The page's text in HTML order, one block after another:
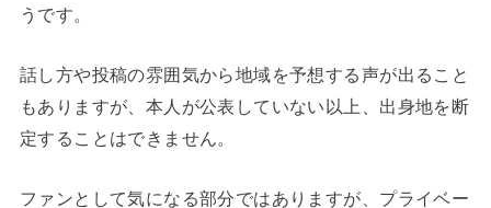
うです。
話し方や投稿の雰囲気から地域を予想する声が出ること
もありますが、本人が公表していない以上、出身地を断
定することはできません。
ファンとして気になる部分ではありますが、プライベー